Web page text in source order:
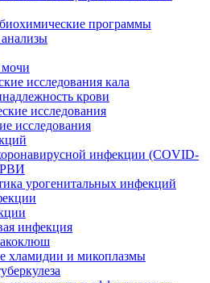
программы
мочи
исследования кала
крови
исследования
исследования
инфекции (COVID-
урогенитальных инфекций
инфекция
хламидии и микоплазмы